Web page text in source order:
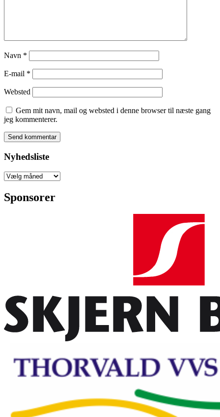
Navn *
E-mail *
Websted
Gem mit navn, mail og websted i denne browser til næste gang
jeg kommenterer.
Nyhedsliste
Nyhedsliste
Sponsorer